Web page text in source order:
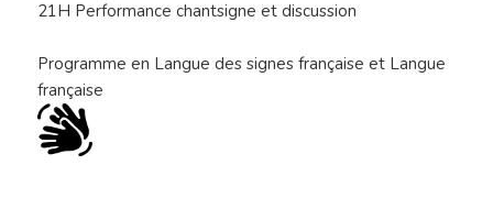
21H Performance chantsigne et discussion
Programme en Langue des signes française et Langue
française